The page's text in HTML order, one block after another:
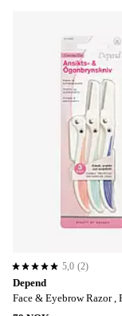
Depend
Face & Eyebrow Razor ,
5,0 basert på 2
5,0 (2)